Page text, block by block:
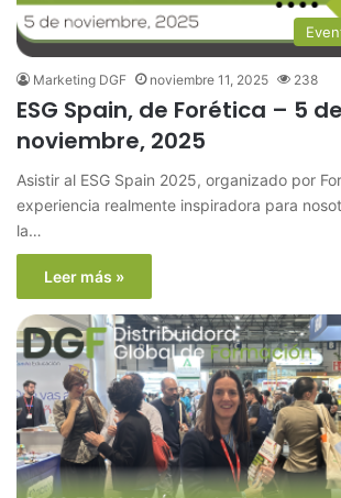
Marketing DGF noviembre 11, 2025 238
ESG Spain, de Forética – 5 de
noviembre, 2025
Asistir al ESG Spain 2025, organizado por
experiencia realmente inspiradora para
la…
Leer más »